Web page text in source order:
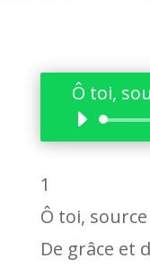
Ô toi,
1
Ô toi,
De grâce et